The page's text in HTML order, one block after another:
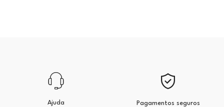
Ajuda Pagamentos seguros